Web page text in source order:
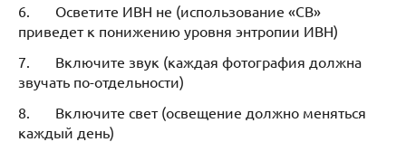
6. Осветите ИВН не (использование «СВ»
приведет к понижению уровня энтропии ИВН)
7. Включите звук (каждая фотография должна
звучать по-отдельности)
8. Включите свет (освещение должно меняться
каждый день)